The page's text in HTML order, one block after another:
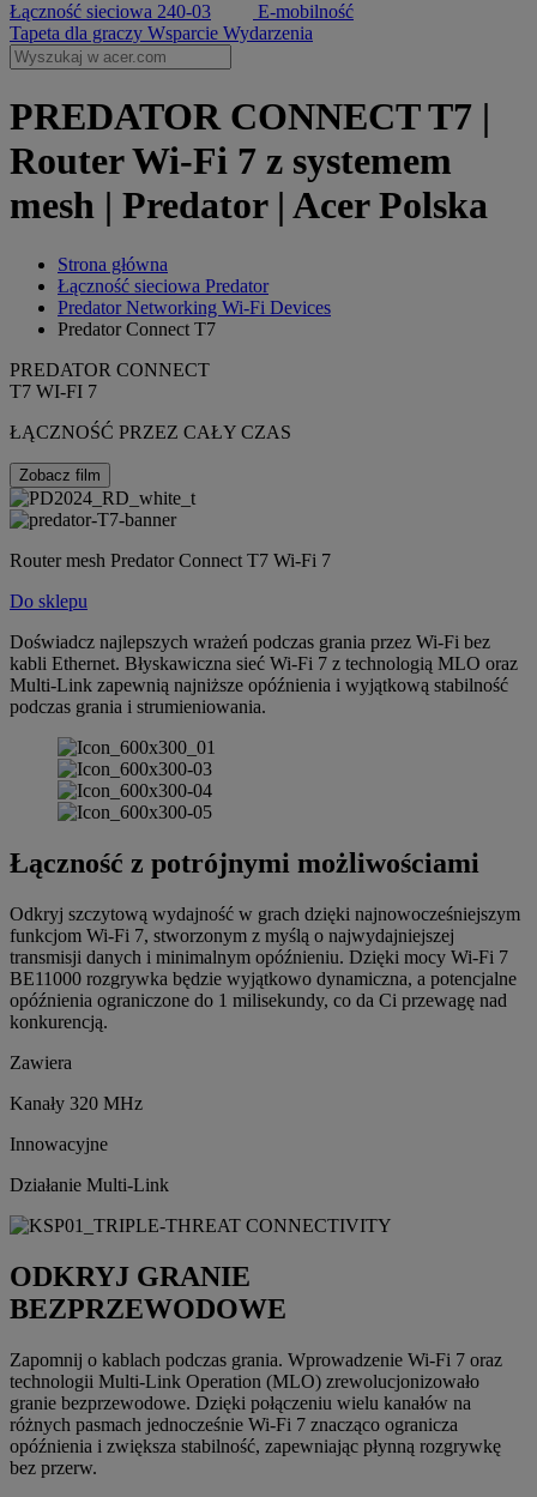
Łączność sieciowa
E-mobilność
Tapeta dla graczy Wsparcie Wydarzenia
PREDATOR CONNECT T7 |
Router Wi-Fi 7 z systemem
mesh | Predator | Acer Polska
Strona główna
Łączność sieciowa Predator
Predator Networking Wi-Fi Devices
Predator Connect T7
PREDATOR CONNECT
T7 WI-FI 7
ŁĄCZNOŚĆ PRZEZ CAŁY CZAS
Zobacz film
Router mesh Predator Connect T7 Wi-Fi 7
Do sklepu
Doświadcz najlepszych wrażeń podczas grania przez Wi-Fi bez
kabli Ethernet. Błyskawiczna sieć Wi-Fi 7 z technologią MLO oraz
Multi-Link zapewnią najniższe opóźnienia i wyjątkową stabilność
podczas grania i strumieniowania.
Łączność z potrójnymi możliwościami
Odkryj szczytową wydajność w grach dzięki najnowocześniejszym
funkcjom Wi-Fi 7, stworzonym z myślą o najwydajniejszej
transmisji danych i minimalnym opóźnieniu. Dzięki mocy Wi-Fi 7
BE11000 rozgrywka będzie wyjątkowo dynamiczna, a potencjalne
opóźnienia ograniczone do 1 milisekundy, co da Ci przewagę nad
konkurencją.
Zawiera
Kanały 320 MHz
Innowacyjne
Działanie Multi-Link
ODKRYJ GRANIE
BEZPRZEWODOWE
Zapomnij o kablach podczas grania. Wprowadzenie Wi-Fi 7 oraz
technologii Multi-Link Operation (MLO) zrewolucjonizowało
granie bezprzewodowe. Dzięki połączeniu wielu kanałów na
różnych pasmach jednocześnie Wi-Fi 7 znacząco ogranicza
opóźnienia i zwiększa stabilność, zapewniając płynną rozgrywkę
bez przerw.